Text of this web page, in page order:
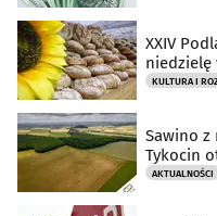
XXIV
niedzielę
Sawino z
Tykocin
AKTUALNOŚCI